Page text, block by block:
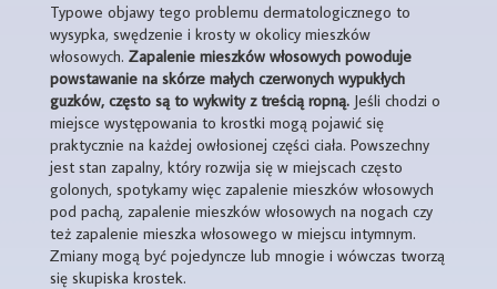
Typowe objawy tego problemu dermatologicznego to
wysypka, swędzenie i krosty w okolicy mieszków
włosowych. Zapalenie mieszków włosowych powoduje
powstawanie na skórze małych czerwonych wypukłych
guzków, często są to wykwity z treścią ropną. Jeśli chodzi o
miejsce występowania to krostki mogą pojawić się
praktycznie na każdej owłosionej części ciała. Powszechny
jest stan zapalny, który rozwija się w miejscach często
golonych, spotykamy więc zapalenie mieszków włosowych
pod pachą, zapalenie mieszków włosowych na nogach czy
też zapalenie mieszka włosowego w miejscu intymnym.
Zmiany mogą być pojedyncze lub mnogie i wówczas tworzą
się skupiska krostek.